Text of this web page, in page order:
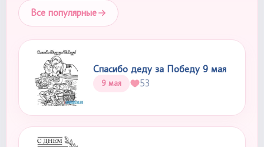
Все популярные
Спасибо деду за Победу 9 мая
9 мая 53